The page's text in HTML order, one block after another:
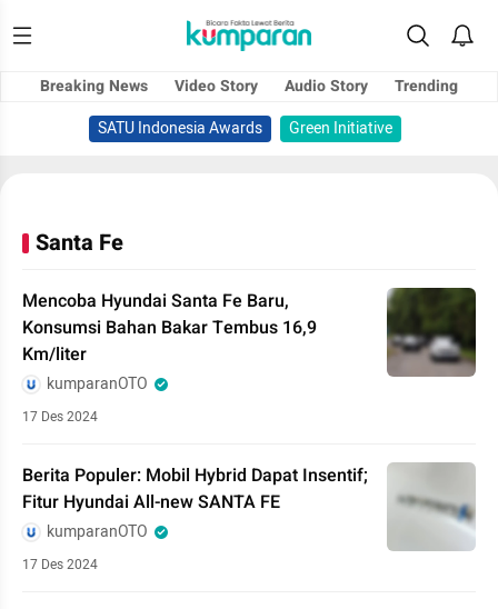
Breaking News Video Story Audio Story
Trending
SATU Indonesia Awards
Green Initiative
Santa Fe
Mencoba Hyundai Santa Fe Baru,
Konsumsi Bahan Bakar Tembus 16,9
Km/liter
kumparanOTO
17 Des 2024
Berita Populer: Mobil Hybrid Dapat Insentif;
Fitur Hyundai All-new SANTA FE
kumparanOTO
17 Des 2024